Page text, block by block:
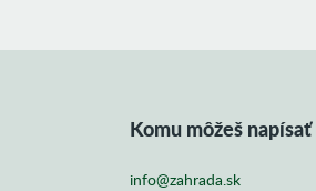
Komu môžeš napísať
info@zahrada.sk